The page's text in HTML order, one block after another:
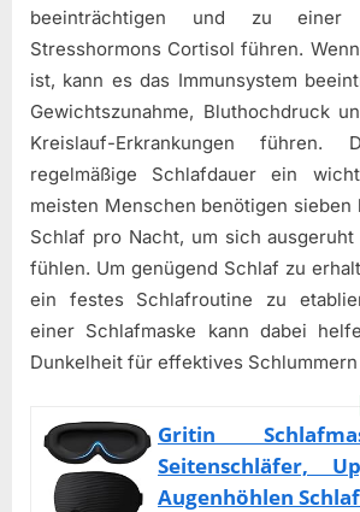
beeinträchtigen und zu einer
Stresshormons Cortisol führen.
ist, kann es das Immunsystem
Gewichtszunahme, Bluthochdruck
Kreislauf-Erkrankungen
regelmäßige Schlafdauer ein
meisten Menschen benötigen sieben
Schlaf pro Nacht, um sich
fühlen. Um genügend Schlaf zu
ein festes Schlafroutine zu
einer Schlafmaske kann dabei
Dunkelheit für effektives
Gritin
Seitenschläfer,
Augenhöhlen